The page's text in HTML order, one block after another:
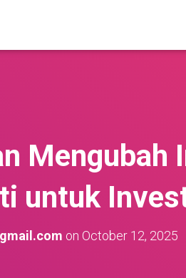
Mengubah
untuk
on October 12, 2025